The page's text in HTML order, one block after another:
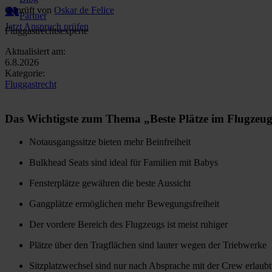
Partner
Jetzt Anspruch prüfen
Geprüft von Oskar de Felice
Fluggastrechtsexperte
Aktualisiert am:
6.8.2026
Kategorie:
Fluggastrecht
Das Wichtigste zum Thema „Beste Plätze im
Notausgangssitze bieten mehr Beinfreiheit
Bulkhead Seats sind ideal für Familien mit Babys
Fensterplätze gewähren die beste Aussicht
Gangplätze ermöglichen mehr Bewegungsfreiheit
Der vordere Bereich des Flugzeugs ist meist ruhiger
Plätze über den Tragflächen sind lauter wegen der Triebwerke
Sitzplatzwechsel sind nur nach Absprache mit der Crew erlaubt